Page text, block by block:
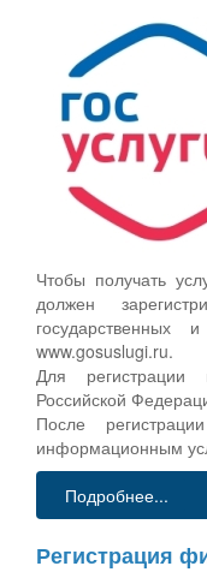
Чтобы получать
должен
государственных
www.gosuslugi.ru.
Для регистрации
Российской
После
информационным
Подробнее...
Регистрация